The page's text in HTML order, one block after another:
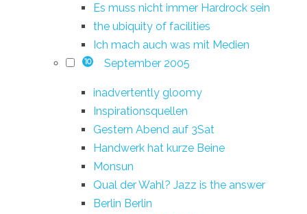
Es muss nicht immer Hardrock sein
the ubiquity of facilities
Ich mach auch was mit Medien
10 September 2005
inadvertently gloomy
Inspirationsquellen
Gestern Abend auf 3Sat
Handwerk hat kurze Beine
Monsun
Qual der Wahl? Jazz is the answer
Berlin Berlin